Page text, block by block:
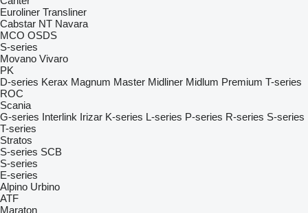
Euroliner Transliner
Cabstar NT Navara
MCO OSDS
S-series
Movano Vivaro
PK
D-series Kerax Magnum Master Midliner Midlum Premium T-series
ROC
Scania
G-series Interlink Irizar K-series L-series P-series R-series S-series
T-series
Stratos
S-series SCB
S-series
E-series
Alpino Urbino
ATF
Maraton